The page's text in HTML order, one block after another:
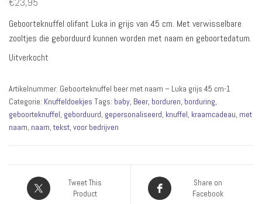
Geboorteknuffel olifant Luka in grijs van 45 cm. Met verwisselbare
zooltjes die geborduurd kunnen worden met naam en geboortedatum.
Uitverkocht
Artikelnummer: Geboorteknuffel beer met naam – Luka grijs 45 cm-1
Categorie: Knuffeldoekjes Tags: baby, Beer, borduren, borduring,
geboorteknuffel, geborduurd, gepersonaliseerd, knuffel, kraamcadeau, met
naam, naam,tekst, voor bedrijven
Tweet This
Product
Share on
Facebook